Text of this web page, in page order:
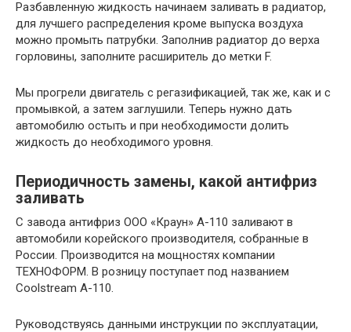
Разбавленную жидкость начинаем заливать в радиатор,
для лучшего распределения кроме выпуска воздуха
можно промыть патрубки. Заполнив радиатор до верха
горловины, заполните расширитель до метки F.
Мы прогрели двигатель с регазификацией, так же, как и с
промывкой, а затем заглушили. Теперь нужно дать
автомобилю остыть и при необходимости долить
жидкость до необходимого уровня.
Периодичность замены, какой антифриз
заливать
С завода антифриз ООО «Краун» А-110 заливают в
автомобили корейского производителя, собранные в
России. Производится на мощностях компании
ТЕХНОФОРМ. В розницу поступает под названием
Coolstream A-110.
Руководствуясь данными инструкции по эксплуатации,